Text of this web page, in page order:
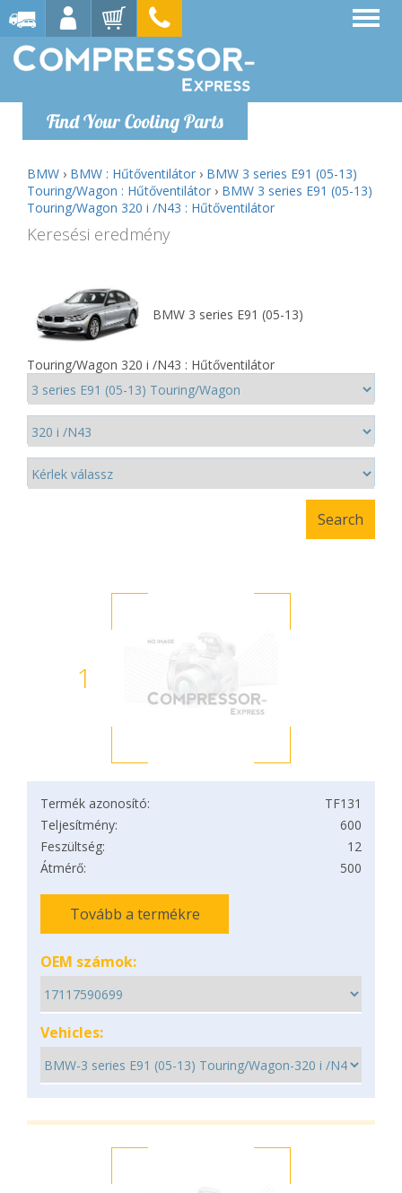
Find Your Cooling Parts
BMW › BMW : Hűtőventilátor › BMW 3 series E91 (05-13)
Touring/Wagon : Hűtőventilátor › BMW 3 series E91 (05-13)
Touring/Wagon 320 i /N43 : Hűtőventilátor
Keresési eredmény
BMW 3 series E91 (05-13)
Touring/Wagon 320 i /N43 : Hűtőventilátor
1
Termék azonosító:
TF131
Teljesítmény:
600
Feszültség:
12
Átmérő:
500
Tovább a termékre
OEM számok:
Vehicles: